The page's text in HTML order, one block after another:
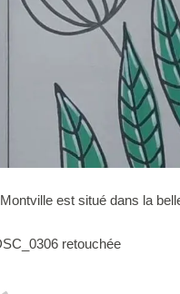
Montville est situé dans la